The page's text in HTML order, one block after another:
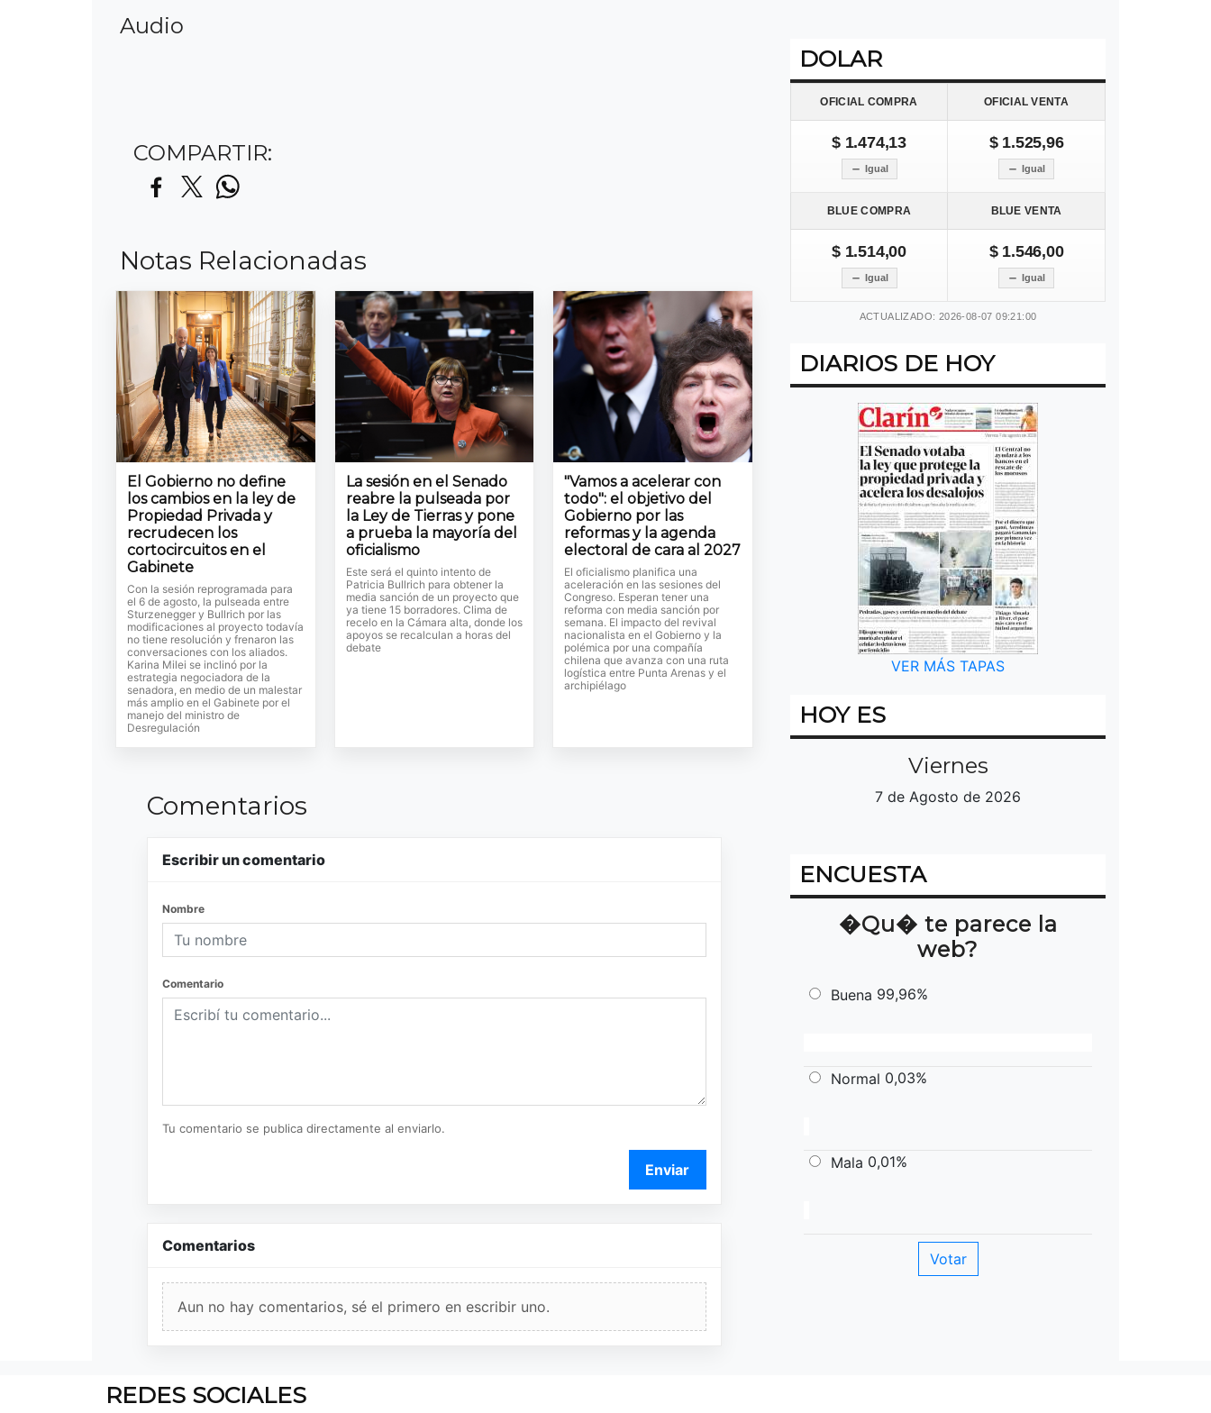
Audio
COMPARTIR:
Notas Relacionadas
El Gobierno no define
los cambios en la ley de
Propiedad Privada y
recrudecen los
cortocircuitos en el
Gabinete
Con la sesión reprogramada para
el 6 de agosto, la pulseada entre
Sturzenegger y Bullrich por las
modificaciones al proyecto todavía
no tiene resolución y frenaron las
conversaciones con los aliados.
Karina Milei se inclinó por la
estrategia negociadora de la
senadora, en medio de un malestar
más amplio en el Gabinete por el
manejo del ministro de
Desregulación
La sesión en el Senado
reabre la pulseada por
la Ley de Tierras y pone
a prueba la mayoría del
oficialismo
Este será el quinto intento de
Patricia Bullrich para obtener la
media sanción de un proyecto que
ya tiene 15 borradores. Clima de
recelo en la Cámara alta, donde los
apoyos se recalculan a horas del
debate
"Vamos a acelerar con
todo": el objetivo del
Gobierno por las
reformas y la agenda
electoral de cara al 2027
El oficialismo planifica una
aceleración en las sesiones del
Congreso. Esperan tener una
reforma con media sanción por
semana. El impacto del revival
nacionalista en el Gobierno y la
polémica por una compañía
chilena que avanza con una ruta
logística entre Punta Arenas y el
archipiélago
Comentarios
Escribir un comentario
Nombre
Comentario
Tu comentario se publica directamente al enviarlo.
Enviar
Comentarios
Aun no hay comentarios, sé el primero en escribir uno.
DOLAR
OFICIAL COMPRA OFICIAL VENTA
$ 1.474,13
Igual
$ 1.525,96
Igual
BLUE COMPRA BLUE VENTA
$ 1.514,00
Igual
$ 1.546,00
Igual
ACTUALIZADO: 2026-08-07 09:21:00
DIARIOS DE HOY
VER MÁS TAPAS
HOY ES
Viernes
7 de Agosto de 2026
ENCUESTA
�Qu� te parece la
web?
Buena 99,96%
Normal 0,03%
Mala 0,01%
REDES SOCIALES